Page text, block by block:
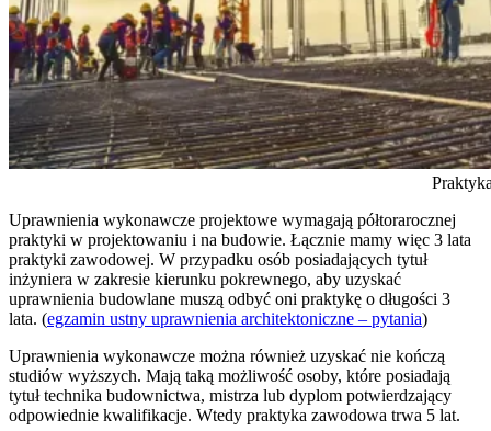
Uprawnienia wykonawcze projektowe wymagają półtorarocznej
praktyki w projektowaniu i na budowie. Łącznie mamy więc 3 lata
praktyki zawodowej. W przypadku osób posiadających tytuł
inżyniera w zakresie kierunku pokrewnego, aby uzyskać
uprawnienia budowlane muszą odbyć oni praktykę o długości 3
lata. (egzamin ustny uprawnienia architektoniczne – pytania)
Uprawnienia wykonawcze można również uzyskać nie kończą
studiów wyższych. Mają taką możliwość osoby, które posiadają
tytuł technika budownictwa, mistrza lub dyplom potwierdzający
odpowiednie kwalifikacje. Wtedy praktyka zawodowa trwa 5 lat.